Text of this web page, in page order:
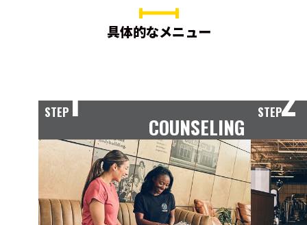
具体的なメニュー
STEP1
COUNSELING
STEP2